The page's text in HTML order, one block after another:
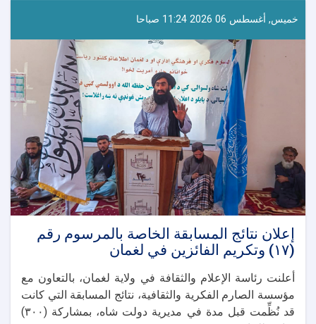
في
مختلف
لإحياء
يوم
استقلال
أفغانستان
خميس, أغسطس 06 2026 11:24 صباحا
إعلان نتائج المسابقة الخاصة بالمرسوم رقم
(١٧) وتكريم الفائزين في لغمان
أعلنت رئاسة الإعلام والثقافة في ولاية لغمان، بالتعاون مع
مؤسسة الصارم الفكرية والثقافية، نتائج المسابقة التي كانت
قد نُظِّمت قبل مدة في مديرية دولت شاه، بمشاركة (٣٠٠)